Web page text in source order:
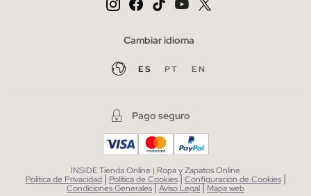
Cambiar idioma
ES PT EN
Pago seguro
INSIDE Tienda Online | Ropa y Zapatos Online
Política de Privacidad | Política de Cookies| Configuración de Cookies |
Condiciones Generales|Aviso Legal| Mapa web